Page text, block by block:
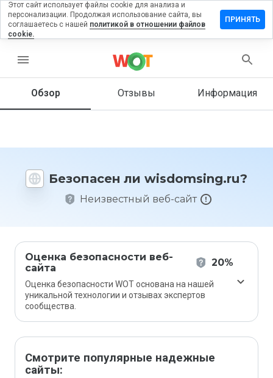
menu
Обзор Отзывы Информация
Безопасен ли wisdomsing.ru?
Неизвестный веб-сайт
Оценка безопасности веб-
сайта
20%
Оценка безопасности WOT основана на нашей
уникальной технологии и отзывах экспертов
сообщества.
Смотрите популярные надежные
сайты:
на
Как бы
этот
1 до 5?
Этот сайт использует файлы cookie для анализа и
персонализации. Продолжая использование сайта, вы
соглашаетесь с нашей политикой в отношении файлов
cookie.
ПРИНЯТЬ